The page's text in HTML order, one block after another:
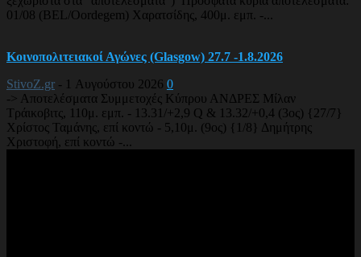
01/08 (BEL/Oordegem) Χαρατσίδης, 400μ. εμπ. -...
Κοινοπολιτειακοί Αγώνες (Glasgow) 27.7 -1.8.2026
StivoZ.gr - 1 Αυγούστου 2026 0
-> Αποτελέσματα Συμμετοχές Κύπρου ΑΝΔΡΕΣ Μίλαν
Τράικοβιτς, 110μ. εμπ. - 13.31/+2,9 Q & 13.32/+0,4 (3ος) {27/7}
Χρίστος Ταμάνης, επί κοντώ - 5,10μ. (9ος) {1/8} Δημήτρης
Χριστοφή, επί κοντώ -...